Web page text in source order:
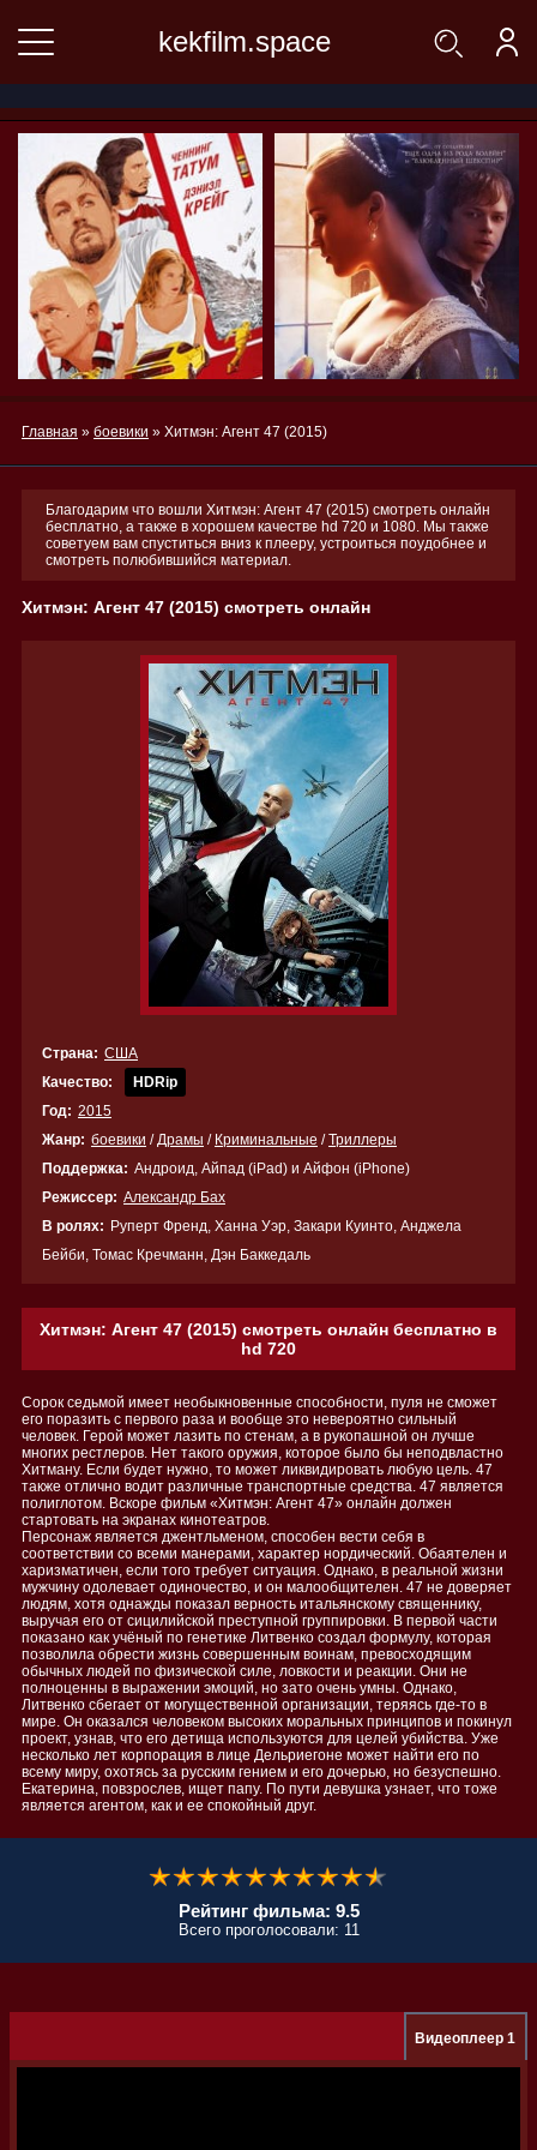
kekfilm.space
Главная » боевики » Хитмэн: Агент 47 (2015)
Благодарим что вошли Хитмэн: Агент 47 (2015) смотреть онлайн
бесплатно, а также в хорошем качестве hd 720 и 1080. Мы также
советуем вам спуститься вниз к плееру, устроиться поудобнее и
смотреть полюбившийся материал.
Хитмэн: Агент 47 (2015) смотреть онлайн
Страна: США
Качество:
HDRip
Год: 2015
Жанр: боевики /Драмы / Криминальные /Триллеры
Поддержка: Андроид, Айпад (iPad) и Айфон (iPhone)
Режиссер: Александр Бах
В ролях: Руперт Френд, Ханна Уэр, Закари Куинто, Анджела
Бейби, Томас Кречманн, Дэн Баккедаль
Хитмэн: Агент 47 (2015) смотреть онлайн бесплатно в
hd 720
Сорок седьмой имеет необыкновенные способности, пуля не сможет
его поразить с первого раза и вообще это невероятно сильный
человек. Герой может лазить по стенам, а в рукопашной он лучше
многих рестлеров. Нет такого оружия, которое было бы неподвластно
Хитману. Если будет нужно, то может ликвидировать любую цель. 47
также отлично водит различные транспортные средства. 47 является
полиглотом. Вскоре фильм «Хитмэн: Агент 47» онлайн должен
стартовать на экранах кинотеатров.
Персонаж является джентльменом, способен вести себя в
соответствии со всеми манерами, характер нордический. Обаятелен и
харизматичен, если того требует ситуация. Однако, в реальной жизни
мужчину одолевает одиночество, и он малообщителен. 47 не доверяет
людям, хотя однажды показал верность итальянскому священнику,
выручая его от сицилийской преступной группировки. В первой части
показано как учёный по генетике Литвенко создал формулу, которая
позволила обрести жизнь совершенным воинам, превосходящим
обычных людей по физической силе, ловкости и реакции. Они не
полноценны в выражении эмоций, но зато очень умны. Однако,
Литвенко сбегает от могущественной организации, теряясь где-то в
мире. Он оказался человеком высоких моральных принципов и покинул
проект, узнав, что его детища используются для целей убийства. Уже
несколько лет корпорация в лице Дельриегоне может найти его по
всему миру, охотясь за русским гением и его дочерью, но безуспешно.
Екатерина, повзрослев, ищет папу. По пути девушка узнает, что тоже
является агентом, как и ее спокойный друг.
Рейтинг фильма: 9.5
Всего проголосовали: 11
Видеоплеер 1